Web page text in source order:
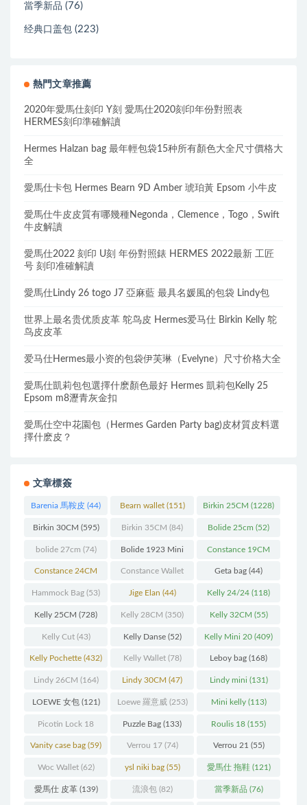
當季新品 (76)
经典口盖包 (223)
熱門文章推薦
2020年愛馬仕刻印 Y刻 愛馬仕2020刻印年份對照表
HERMES刻印準確解讀
Hermes Halzan bag 最年輕包袋15种所有顏色大全尺寸價格大
全
愛馬仕卡包 Hermes Bearn 9D Amber 琥珀黃 Epsom 小牛皮
愛馬仕牛皮皮質有哪幾種Negonda，Clemence，Togo，Swift
牛皮解讀
愛馬仕2022 刻印 U刻 年份對照錶 HERMES 2022最新 工匠
号 刻印准確解讀
愛馬仕Lindy 26 togo J7 亞麻藍 最具名媛風的包袋 Lindy包
世界上最名贵优质皮革 鸵鸟皮 Hermes爱马仕 Birkin Kelly 鸵
鸟皮皮革
爱马仕Hermes最小资的包袋伊芙琳（Evelyne）尺寸价格大全
愛馬仕凱莉包包選擇什麽顏色最好 Hermes 凱莉包Kelly 25
Epsom m8瀝青灰金扣
愛馬仕空中花園包（Hermes Garden Party bag)皮材質皮料選
擇什麽皮？
文章標簽
Barenia 馬鞍皮 (44) Bearn wallet(151) Birkin 25CM (1228)
Birkin 30CM (595) Birkin 35CM (84) Bolide 25cm (52)
bolide 27cm (74) Bolide 1923 Mini
(93)
Constance 19CM
(571)
Constance 24CM
(216)
Constance Wallet
(60)
Geta bag (44)
Hammock Bag (53) Jige Elan (44) Kelly 24/24 (118)
Kelly 25CM (728) Kelly 28CM (350) Kelly 32CM (55)
Kelly Cut(43) Kelly Danse(52) Kelly Mini 20 (409)
Kelly Pochette (432) Kelly Wallet(78) Leboy bag (168)
Lindy 26CM (164) Lindy 30CM (47) Lindy mini (131)
LOEWE 女包(121) Loewe 羅意威(253) Mini kelly(113)
Picotin Lock 18
(202)
Puzzle Bag (133) Roulis 18 (155)
Vanity case bag (59) Verrou 17(74) Verrou 21 (55)
Woc Wallet(62) ysl niki bag(55) 愛馬仕 拖鞋(121)
愛馬仕 皮革(139) 流浪包(82) 當季新品 (76)